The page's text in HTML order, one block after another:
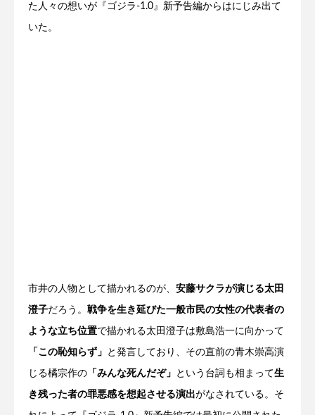
た人々の想いが『ゴジラ-1.0』新予告編からはにじみ出て
いた。
市井の人物として描かれるのが、 安藤サクラが演じる太田
澄子だろう。 戦争を生き延びた一般市民の女性の代表者の
ような立ち位置で描かれる太田澄子は敷島浩一に向かって
「この恥知らず」 と発言しており、その直前の青木崇高演
じる橘宗作の 「みんな死んだぞ」 という台詞も相まって生
き残った者の罪悪感を想起させる演出がなされている。そ